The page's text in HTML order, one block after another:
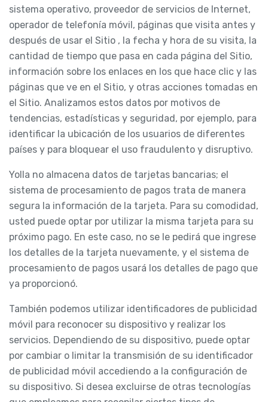
sistema operativo, proveedor de servicios de Internet,
operador de telefonía móvil, páginas que visita antes y
después de usar el Sitio , la fecha y hora de su visita, la
cantidad de tiempo que pasa en cada página del Sitio,
información sobre los enlaces en los que hace clic y las
páginas que ve en el Sitio, y otras acciones tomadas en
el Sitio. Analizamos estos datos por motivos de
tendencias, estadísticas y seguridad, por ejemplo, para
identificar la ubicación de los usuarios de diferentes
países y para bloquear el uso fraudulento y disruptivo.
Yolla no almacena datos de tarjetas bancarias; el
sistema de procesamiento de pagos trata de manera
segura la información de la tarjeta. Para su comodidad,
usted puede optar por utilizar la misma tarjeta para su
próximo pago. En este caso, no se le pedirá que ingrese
los detalles de la tarjeta nuevamente, y el sistema de
procesamiento de pagos usará los detalles de pago que
ya proporcionó.
También podemos utilizar identificadores de publicidad
móvil para reconocer su dispositivo y realizar los
servicios. Dependiendo de su dispositivo, puede optar
por cambiar o limitar la transmisión de su identificador
de publicidad móvil accediendo a la configuración de
su dispositivo. Si desea excluirse de otras tecnologías